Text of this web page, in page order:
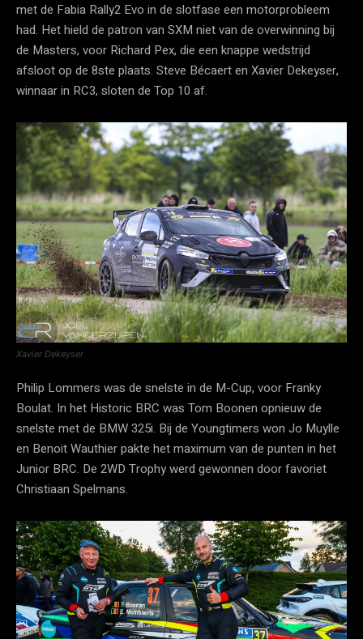
met de Fabia Rally2 Evo in de slotfase een motorprobleem
had. Het hield de patron van SXM niet van de overwinning bij
de Masters, voor Richard Pex, die een knappe wedstrijd
afsloot op de 8ste plaats. Steve Bécaert en Xavier Dekeyser,
winnaar in RC3, sloten de Top 10 af.
Xavier Dekeyser
Philip Lommers was de snelste in de M-Cup, voor Franky
Boulat. In het Historic BRC was Tom Boonen opnieuw de
snelste met de BMW 325i. Bij de Youngtimers won Jo Muylle
en Benoit Wauthier pakte het maximum van de punten in het
Junior BRC. De 2WD Trophy werd gewonnen door favoriet
Christiaan Spelmans.